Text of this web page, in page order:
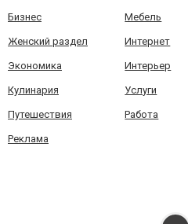
Бизнес Мебель
Женский раздел Интернет
Экономика Интерьер
Кулинария Услуги
Путешествия Работа
Реклама